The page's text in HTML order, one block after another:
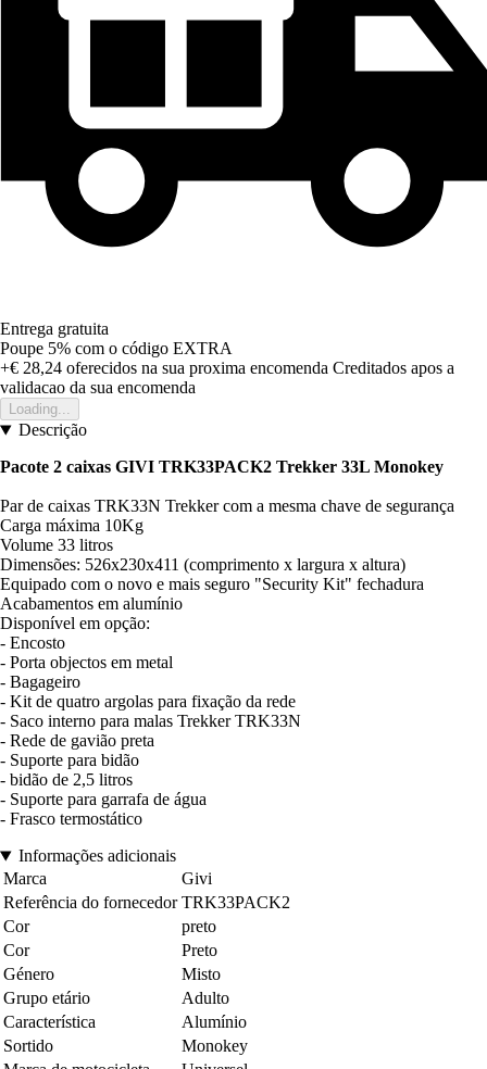
Entrega gratuita
Poupe 5% com o código EXTRA
+€ 28,24 oferecidos na sua proxima encomenda Creditados apos a
validacao da sua encomenda
Loading...
Descrição
Pacote 2 caixas GIVI TRK33PACK2 Trekker 33L Monokey
Par de caixas TRK33N Trekker com a mesma chave de segurança
Carga máxima 10Kg
Volume 33 litros
Dimensões: 526x230x411 (comprimento x largura x altura)
Equipado com o novo e mais seguro "Security Kit" fechadura
Acabamentos em alumínio
Disponível em opção:
- Encosto
- Porta objectos em metal
- Bagageiro
- Kit de quatro argolas para fixação da rede
- Saco interno para malas Trekker TRK33N
- Rede de gavião preta
- Suporte para bidão
- bidão de 2,5 litros
- Suporte para garrafa de água
- Frasco termostático
Informações adicionais
Marca
Givi
Referência do fornecedor TRK33PACK2
Cor
preto
Cor
Preto
Género
Misto
Grupo etário
Adulto
Característica
Alumínio
Sortido
Monokey